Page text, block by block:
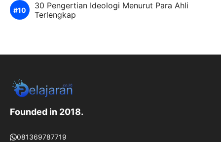
30 Pengertian Ideologi Menurut Para Ahli
Terlengkap
Founded in 2018.
081369787719